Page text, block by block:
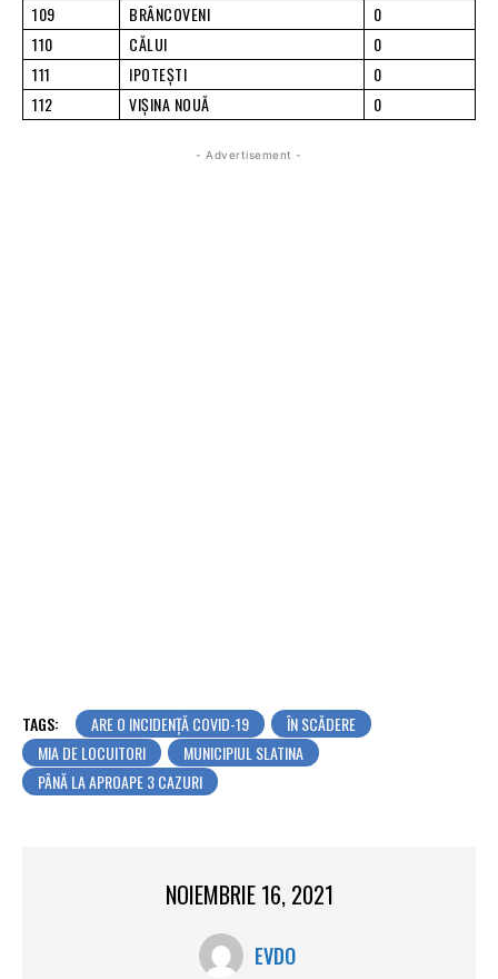
109
BRÂNCOVENI
0
110
CĂLUI
0
111
IPOTEŞTI
0
112
VIŞINA NOUĂ 0
- Advertisement -
TAGS: ARE O INCIDENȚĂ COVID-19
ÎN SCĂDERE
MIA DE LOCUITORI
MUNICIPIUL SLATINA
PÂNĂ LA APROAPE 3 CAZURI
NOIEMBRIE 16, 2021
EVDO